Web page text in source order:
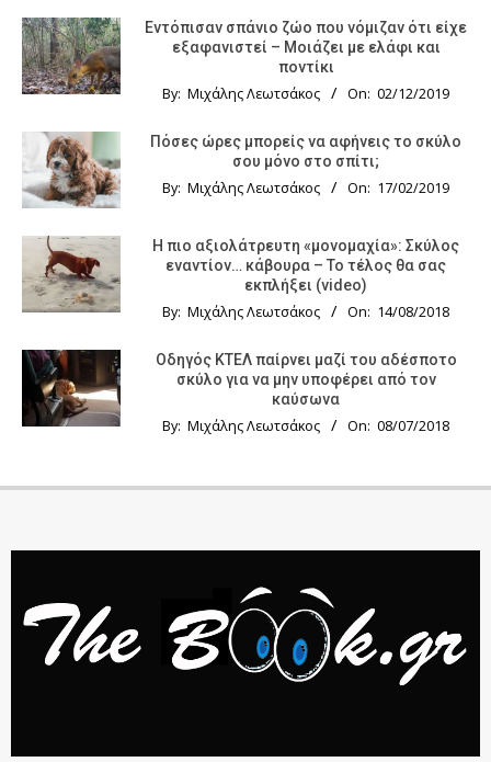
Εντόπισαν σπάνιο ζώο που νόμιζαν ότι είχε
εξαφανιστεί – Μοιάζει με ελάφι και
ποντίκι
By: Μιχάλης Λεωτσάκος On: 02/12/2019
Πόσες ώρες μπορείς να αφήνεις το σκύλο
σου μόνο στο σπίτι;
By: Μιχάλης Λεωτσάκος On: 17/02/2019
Η πιο αξιολάτρευτη «μονομαχία»: Σκύλος
εναντίον… κάβουρα – Το τέλος θα σας
εκπλήξει (video)
By: Μιχάλης Λεωτσάκος On: 14/08/2018
Οδηγός KTΕΛ παίρνει μαζί του αδέσποτο
σκύλο για να μην υποφέρει από τον
καύσωνα
By: Μιχάλης Λεωτσάκος On: 08/07/2018